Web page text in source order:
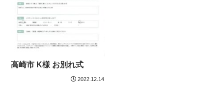
高崎市 K様 お別れ式
2022.12.14